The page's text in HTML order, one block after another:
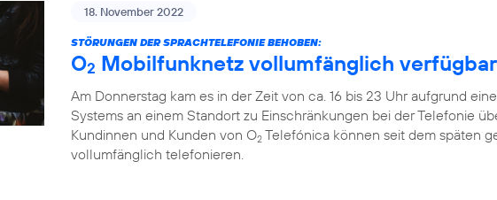
18. November 2022
STÖRUNGEN DER SPRACHTELEFONIE BEHOBEN:
O2 Mobilfunknetz vollumfänglich verfügbar
Am Donnerstag kam es in der Zeit von ca. 16 bis 23 Uhr aufgrund
Systems an einem Standort zu Einschränkungen bei der Telefonie
Kundinnen und Kunden von O2 Telefónica können seit dem späten
vollumfänglich telefonieren.